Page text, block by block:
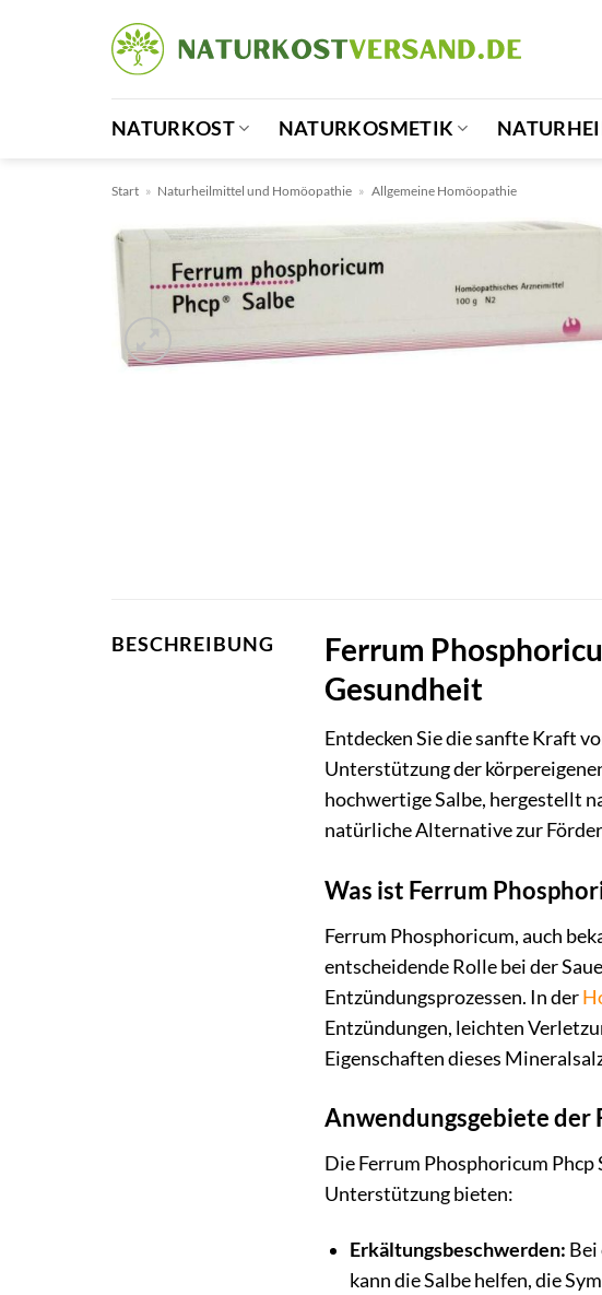
NATURKOST NATURKOSMETIK
Start » Naturheilmittel und Homöopathie » Allgemeine Homöopathie
BESCHREIBUNG
Ferrum
Gesundheit
Entdecken Sie die sanfte Kraft
Unterstützung der
hochwertige Salbe, hergestellt
natürliche Alternative zur
Was ist Ferrum
Ferrum Phosphoricum, auch
entscheidende Rolle bei der
Entzündungsprozessen. In der
Entzündungen, leichten
Eigenschaften dieses
Anwendungsgebiete der
Die Ferrum Phosphoricum
Unterstützung bieten:
Erkältungsbeschwerden: Bei
kann die Salbe helfen, die